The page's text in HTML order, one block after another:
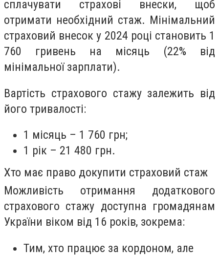
сплачувати страхові внески, щоб
отримати необхідний стаж. Мінімальний
страховий внесок у 2024 році становить 1
760 гривень на місяць (22% від
мінімальної зарплати).
Вартість страхового стажу залежить від
його тривалості:
1 місяць – 1 760 грн;
1 рік – 21 480 грн.
Хто має право докупити страховий стаж
Можливість отримання додаткового
страхового стажу доступна громадянам
України віком від 16 років, зокрема:
Тим, хто працює за кордоном, але